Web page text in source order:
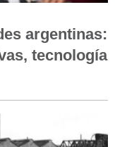
argentinas:
tecnología